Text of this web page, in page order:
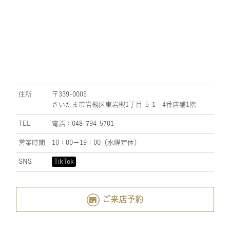
住所
〒339-0005
さいたま市岩槻区東岩槻1丁目-5-1 4番店舗1階
TEL 電話：048-794-5701
営業時間 10：00ー19：00（水曜定休）
SNS TikTok
ご来店予約